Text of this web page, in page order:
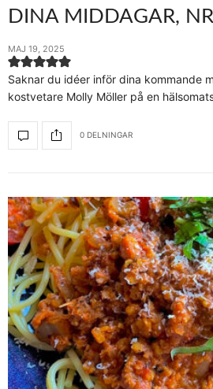
DINA MIDDAGAR,
MAJ 19, 2025
Saknar du idéer inför dina kommande
kostvetare Molly Möller på en
0 DELNINGAR